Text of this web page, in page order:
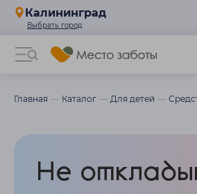
Калининград
Главная Каталог Для детей
Не